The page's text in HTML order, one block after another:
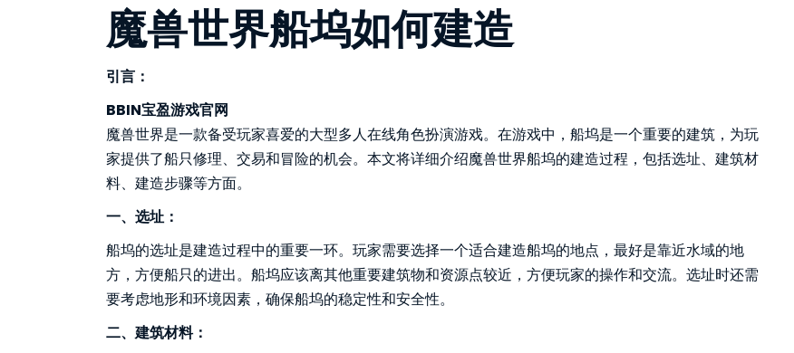
魔兽世界船坞如何建造
引言：
BBIN宝盈游戏官网
魔兽世界是一款备受玩家喜爱的大型多人在线角色扮演游戏。在游戏中，船坞是一个重要的建筑，为玩
家提供了船只修理、交易和冒险的机会。本文将详细介绍魔兽世界船坞的建造过程，包括选址、建筑材
料、建造步骤等方面。
一、选址：
船坞的选址是建造过程中的重要一环。玩家需要选择一个适合建造船坞的地点，最好是靠近水域的地
方，方便船只的进出。船坞应该离其他重要建筑物和资源点较近，方便玩家的操作和交流。选址时还需
要考虑地形和环境因素，确保船坞的稳定性和安全性。
二、建筑材料：